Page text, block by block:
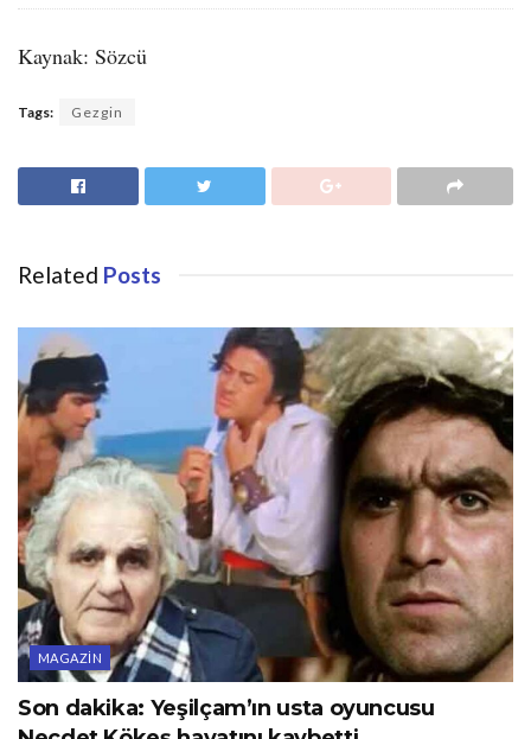
Kaynak: Sözcü
Tags: Gezgin
Related Posts
MAGAZIN
Son dakika: Yeşilçam’ın usta oyuncusu